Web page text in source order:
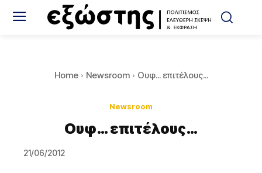
Home Newsroom Ουφ... επιτέλους...
Newsroom
Ουφ… επιτέλους…
21/06/2012